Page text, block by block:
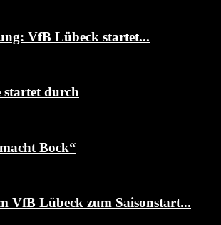
VfB Lübeck startet...
startet durch
Bock“
VfB Lübeck zum Saisonstart...